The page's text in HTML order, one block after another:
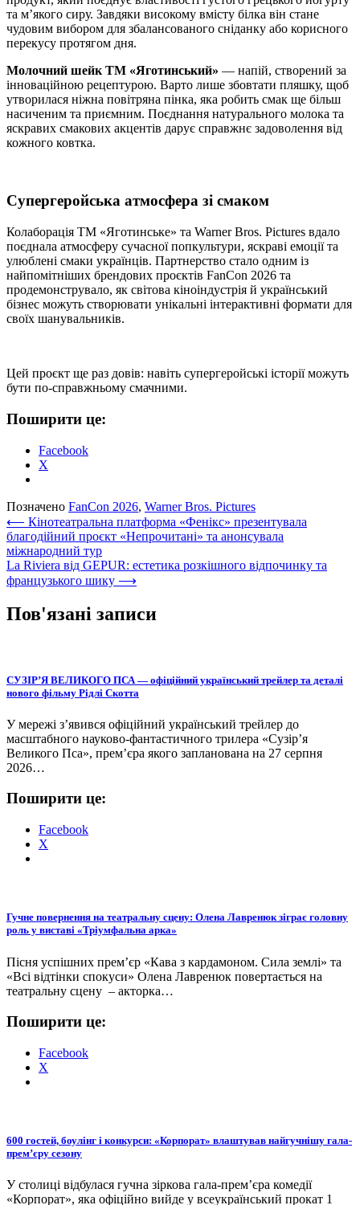
та м’якого сиру. Завдяки високому вмісту білка він стане
чудовим вибором для збалансованого сніданку або корисного
перекусу протягом дня.
Молочний шейк ТМ «Яготинський» — напій, створений за
інноваційною рецептурою. Варто лише збовтати пляшку, щоб
утворилася ніжна повітряна пінка, яка робить смак ще більш
насиченим та приємним. Поєднання натурального молока та
яскравих смакових акцентів дарує справжнє задоволення від
кожного ковтка.
Супергеройська атмосфера зі смаком
Колаборація ТМ «Яготинське» та Warner Bros. Pictures вдало
поєднала атмосферу сучасної попкультури, яскраві емоції та
улюблені смаки українців. Партнерство стало одним із
найпомітніших брендових проєктів FanCon 2026 та
продемонструвало, як світова кіноіндустрія й український
бізнес можуть створювати унікальні інтерактивні формати для
своїх шанувальників.
Цей проєкт ще раз довів: навіть супергеройські історії можуть
бути по-справжньому смачними.
Поширити це:
Facebook
X
Позначено FanCon 2026, Warner Bros. Pictures
Навігація
записів
⟵ Кінотеатральна платформа «Фенікс» презентувала
благодійний проєкт «Непрочитані» та анонсувала
міжнародний тур
La Riviera від GEPUR: естетика розкішного відпочинку та
французького шику ⟶
Пов'язані записи
СУЗІР’Я ВЕЛИКОГО ПСА — офіційний український трейлер та деталі
нового фільму Рідлі Скотта
У мережі з’явився офіційний український трейлер до
масштабного науково-фантастичного трилера «Сузір’я
Великого Пса», прем’єра якого запланована на 27 серпня
2026…
Поширити це:
Facebook
X
Гучне повернення на театральну сцену: Олена Лавренюк зіграє головну
роль у виставі «Тріумфальна арка»
Пісня успішних прем’єр «Кава з кардамоном. Сила землі» та
«Всі відтінки спокуси» Олена Лавренюк повертається на
театральну сцену – акторка…
Поширити це:
Facebook
X
600 гостей, боулінг і конкурси: «Корпорат» влаштував найгучнішу гала-
премʼєру сезону
У столиці відбулася гучна зіркова гала-премʼєра комедії
«Корпорат», яка офіційно вийде у всеукраїнський прокат 1